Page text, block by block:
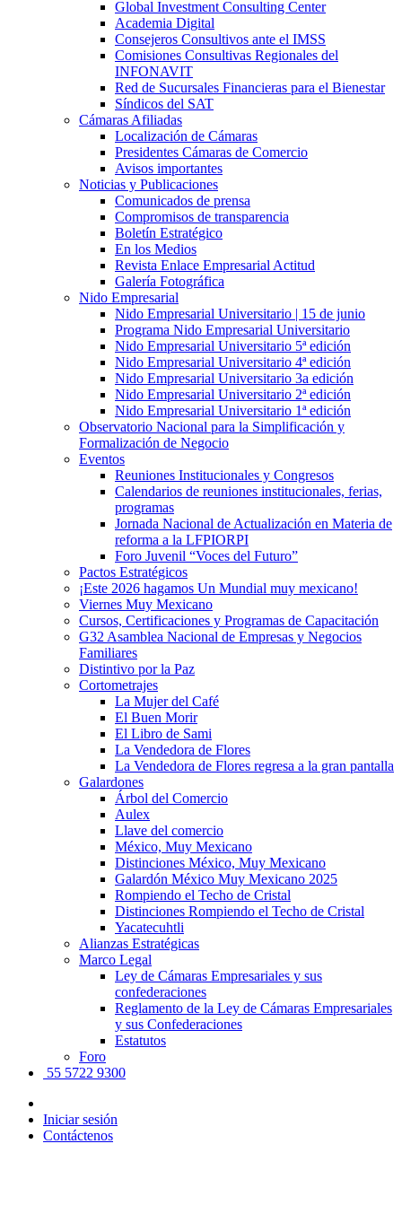
Global Investment Consulting Center
Academia Digital
Consejeros Consultivos ante el IMSS
Comisiones Consultivas Regionales del
INFONAVIT
Red de Sucursales Financieras para el Bienestar
Síndicos del SAT
Cámaras Afiliadas
Localización de Cámaras
Presidentes Cámaras de Comercio
Avisos importantes
Noticias y Publicaciones
Comunicados de prensa
Compromisos de transparencia
Boletín Estratégico
En los Medios
Revista Enlace Empresarial Actitud
Galería Fotográfica
Nido Empresarial
Nido Empresarial Universitario | 15 de junio
Programa Nido Empresarial Universitario
Nido Empresarial Universitario 5ª edición
Nido Empresarial Universitario 4ª edición
Nido Empresarial Universitario 3a edición
Nido Empresarial Universitario 2ª edición
Nido Empresarial Universitario 1ª edición
Observatorio Nacional para la Simplificación y
Formalización de Negocio
Eventos
Reuniones Institucionales y Congresos
Calendarios de reuniones institucionales, ferias,
programas
Jornada Nacional de Actualización en Materia de
reforma a la LFPIORPI
Foro Juvenil “Voces del Futuro”
Pactos Estratégicos
¡Este 2026 hagamos Un Mundial muy mexicano!
Viernes Muy Mexicano
Cursos, Certificaciones y Programas de Capacitación
G32 Asamblea Nacional de Empresas y Negocios
Familiares
Distintivo por la Paz
Cortometrajes
La Mujer del Café
El Buen Morir
El Libro de Sami
La Vendedora de Flores
La Vendedora de Flores regresa a la gran pantalla
Galardones
Árbol del Comercio
Aulex
Llave del comercio
México, Muy Mexicano
Distinciones México, Muy Mexicano
Galardón México Muy Mexicano 2025
Rompiendo el Techo de Cristal
Distinciones Rompiendo el Techo de Cristal
Yacatecuhtli
Alianzas Estratégicas
Marco Legal
Ley de Cámaras Empresariales y sus
confederaciones
Reglamento de la Ley de Cámaras Empresariales
y sus Confederaciones
Estatutos
Foro
55 5722 9300
Iniciar sesión
Contáctenos